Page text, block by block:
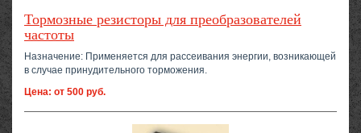
Тормозные резисторы для преобразователей
частоты
Назначение: Применяется для рассеивания энергии, возникающей
в случае принудительного торможения.
Цена: от 500 руб.